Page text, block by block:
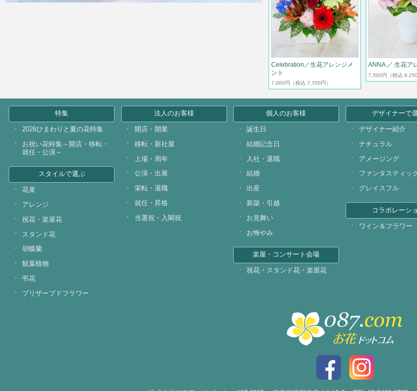
Celebration／生花アレンジメ
ント
7,000円 （税込 7,700円）
ANNA ／ 生花ア
7,500円 （税込
特集
2026ひまわりと夏の花特集
お祝い花特集～開店・移転・
就任・公演～
スタイルで選ぶ
花束
アレンジ
祝花・楽屋花
スタンド花
胡蝶蘭
観葉植物
弔花
プリザーブドフラワー
法人のお客様
開店・開業
移転・新社屋
上場・周年
公演・出展
栄転・退職
就任・昇格
当選祝・入閣祝
個人のお客様
誕生日
結婚記念日
入社・退職
結婚
出産
新築・引越
お見舞い
お悔やみ
楽屋・コンサート会場
祝花・スタンド花・楽屋花
デザイナーで
デザイナー紹介
ナチュラル
アメージング
ファンタスティッ
グレイスフル
コラボレーシ
ワイン＆フラワー